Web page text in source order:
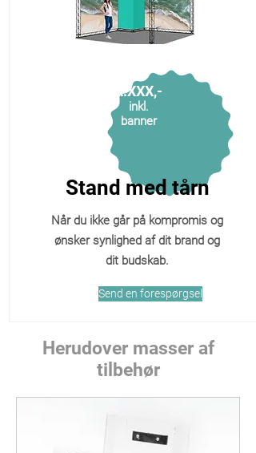
X.XXX,-
inkl.
banner
Stand med tårn
Når du ikke går på kompromis og
ønsker synlighed af dit brand og
dit budskab.
Send en forespørgsel
Herudover masser af
tilbehør